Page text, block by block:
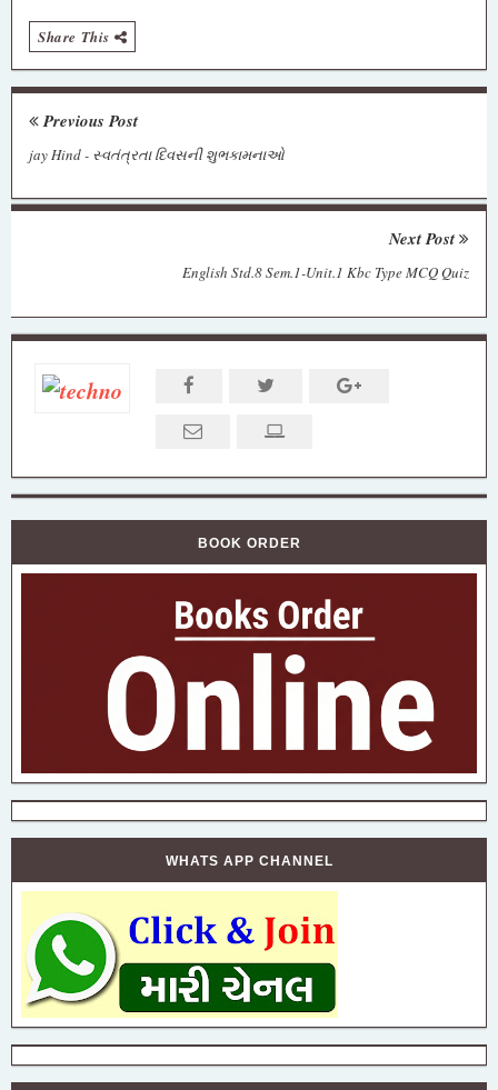
Share This
Previous Post
jay Hind - સ્વતંત્રતા દિવસની શુભકામનાઓ
Next Post
English Std.8 Sem.1-Unit.1 Kbc Type MCQ Quiz
BOOK ORDER
WHATS APP CHANNEL